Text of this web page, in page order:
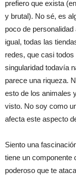
prefiero que exista
y brutal). No sé, es
poco de
igual, todas las
redes, que casi
singularidad todavía
parece una riqueza.
esto de los animales
visto. No soy como
afecta este aspecto
Siento una
tiene un componente
poderoso que te